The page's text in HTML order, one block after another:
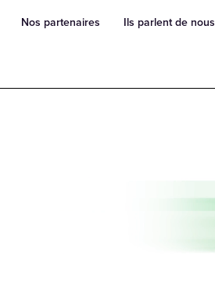
Nos partenaires Ils parlent de nous